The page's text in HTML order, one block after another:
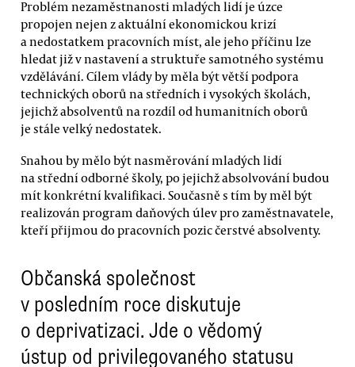
Problém nezaměstnanosti mladých lidí je úzce
propojen nejen z aktuální ekonomickou krizí
a nedostatkem pracovních míst, ale jeho příčinu lze
hledat již v nastavení a struktuře samotného systému
vzdělávání. Cílem vlády by měla být větší podpora
technických oborů na středních i vysokých školách,
jejichž absolventů na rozdíl od humanitních oborů
je stále velký nedostatek.
Snahou by mělo být nasměrování mladých lidí
na střední odborné školy, po jejichž absolvování budou
mít konkrétní kvalifikaci. Současně s tím by měl být
realizován program daňových úlev pro zaměstnavatele,
kteří přijmou do pracovních pozic čerstvé absolventy.
Občanská společnost
v posledním roce diskutuje
o deprivatizaci. Jde o vědomý
ústup od privilegovaného statusu